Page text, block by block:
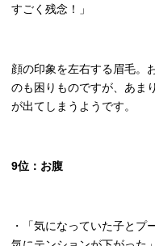
すごく残念！」
顔の印象を左右する眉毛。
のも困りものですが、あま
が出てしまうようです。
9位：お腹
・「気になっていた子とプ